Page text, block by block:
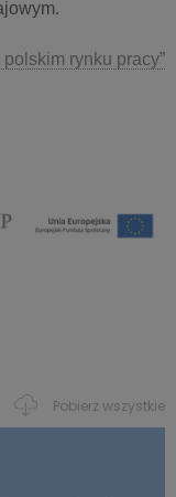
rynku pracy”
Pobierz wszystkie